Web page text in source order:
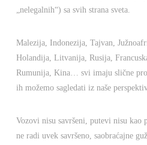
„nelegalnih“) sa svih strana sveta.
Malezija, Indonezija, Tajvan,
Holandija, Litvanija, Rusija,
Rumunija, Kina… svi imaju slične
ih možemo sagledati iz naše
Vozovi nisu savršeni, putevi nisu kao
ne radi uvek savršeno, saobraćajne